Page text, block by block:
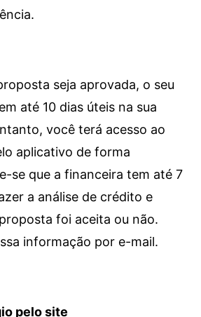
seja aprovada, o seu
até 10 dias úteis na sua
você terá acesso ao
aplicativo de forma
se que a financeira tem até 7
a análise de crédito e
foi aceita ou não.
informação por e-mail.
pelo site